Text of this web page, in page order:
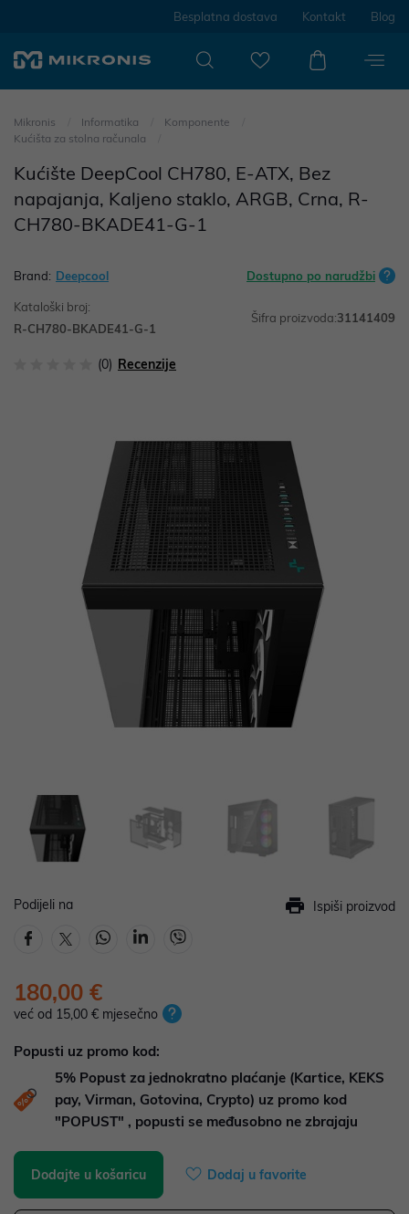
Besplatna dostava Kontakt Blog
Mikronis Informatika
Komponente
Kućišta za stolna računala
Kućište DeepCool CH780, E-ATX, Bez
napajanja, Kaljeno staklo, ARGB, Crna, R-
CH780-BKADE41-G-1
Brand: Deepcool Dostupno po narudžbi
Kataloški broj:
R-CH780-BKADE41-G-1
Šifra proizvoda:31141409
(0) Recenzije
Podijeli na Ispiši proizvod
180,00 €
već od 15,00 € mjesečno
Popusti uz promo kod:
5% Popust za jednokratno plaćanje (Kartice, KEKS
pay, Virman, Gotovina, Crypto) uz promo kod
"POPUST" , popusti se međusobno ne zbrajaju
Dodajte u košaricu Dodaj u favorite